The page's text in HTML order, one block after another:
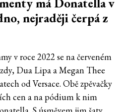
nejraději čerpá z
v roce 2022 se na červeném
Dua Lipa a Megan Thee
od Versace. Obě zpěvačky
cen a na pódium k nim